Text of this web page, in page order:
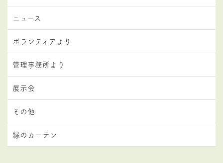
ニュース
ボランティアより
管理事務所より
展示会
その他
緑のカーテン